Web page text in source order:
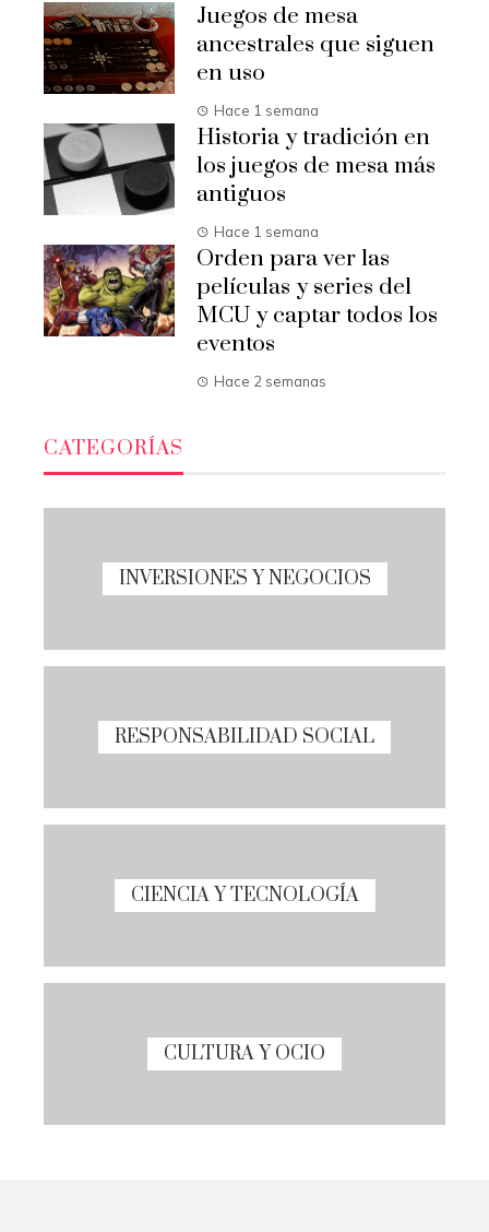
Juegos de mesa
ancestrales que siguen
en uso
Hace 1 semana
Historia y tradición en
los juegos de mesa más
antiguos
Hace 1 semana
Orden para ver las
películas y series del
MCU y captar todos los
eventos
Hace 2 semanas
CATEGORÍAS
INVERSIONES Y NEGOCIOS
RESPONSABILIDAD SOCIAL
CIENCIA Y TECNOLOGÍA
CULTURA Y OCIO